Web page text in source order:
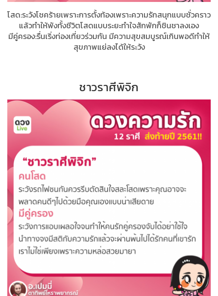
โสด:ระวังโชคร้ายเพราะการตั้งท้องเพราะความรักสนุกแบบชั่วคราว
แล้วทำให้พังทั้งชีวิต​โสดแบบระยะทำใจสักพักก็ชินชาลงเอง
มีคู่ครอง:รื่นเริ่งท่องเที่ยวร่วมกัน​ มีความสุขสมบูรณ์เกินพอดีทำให้
สุขภาพแย่ลงได้ให้ระวัง
ชาวราศีพิจิก